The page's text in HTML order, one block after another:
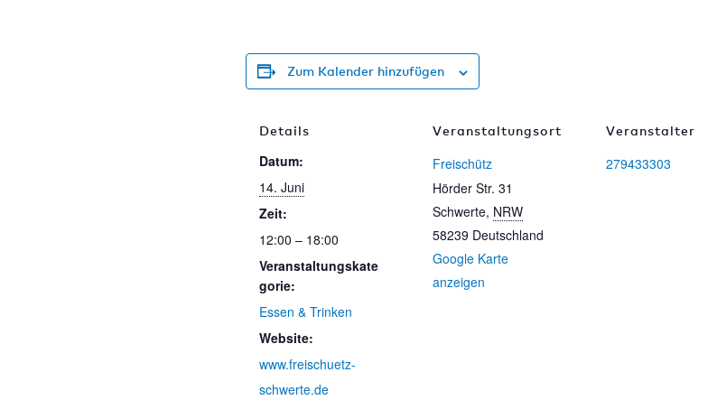
Zum Kalender hinzufügen
Details
Datum:
14. Juni
Zeit:
12:00 – 18:00
Veranstaltungskate
gorie:
Essen & Trinken
Website:
www.freischuetz-
schwerte.de
Veranstaltungsort
Freischütz
Hörder Str. 31
Schwerte, NRW
58239 Deutschland
Google Karte
anzeigen
Veranstalter
279433303